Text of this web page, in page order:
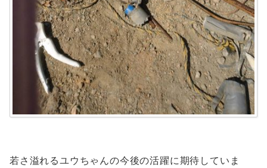
若さ溢れるユウちゃんの今後の活躍に期待していま